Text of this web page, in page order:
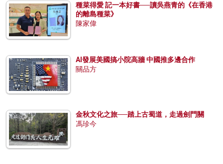
種菜得愛 記一本好書──讀吳燕青的《在香港
的離島種菜》
陳家偉
AI發展美國搞小院高牆 中國推多邊合作
關品方
金秋文化之旅──踏上古蜀道，走過劍門關
馮珍今